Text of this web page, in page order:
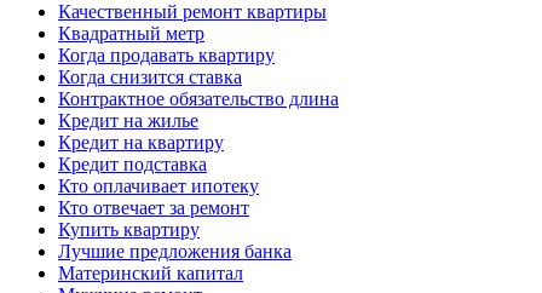
Качественный ремонт квартиры
Квадратный метр
Когда продавать квартиру
Когда снизится ставка
Контрактное обязательство длина
Кредит на жилье
Кредит на квартиру
Кредит подставка
Кто оплачивает ипотеку
Кто отвечает за ремонт
Купить квартиру
Лучшие предложения банка
Материнский капитал